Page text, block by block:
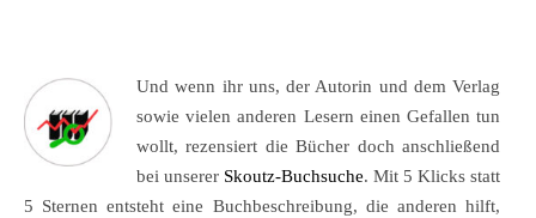
Und wenn ihr uns, der Autorin und dem Verlag
sowie vielen anderen Lesern einen Gefallen tun
wollt, rezensiert die Bücher doch anschließend
bei unserer Skoutz-Buchsuche. Mit 5 Klicks statt
5 Sternen entsteht eine Buchbeschreibung, die anderen hilft,